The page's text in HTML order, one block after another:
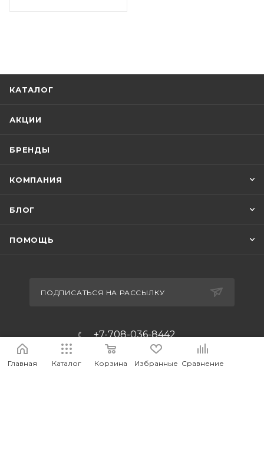
КАТАЛОГ
АКЦИИ
БРЕНДЫ
КОМПАНИЯ
БЛОГ
ПОМОЩЬ
ПОДПИСАТЬСЯ НА РАССЫЛКУ
+7-708-036-8442
m_forwork@mail.ru
Главная Каталог Корзина Избранные Сравнение